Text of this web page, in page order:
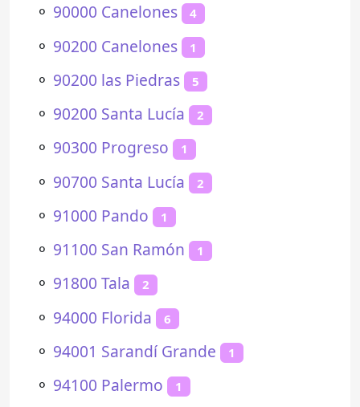
⚬ 90000 Canelones 4
⚬ 90200 Canelones 1
⚬ 90200 las Piedras 5
⚬ 90200 Santa Lucía 2
⚬ 90300 Progreso 1
⚬ 90700 Santa Lucía 2
⚬ 91000 Pando 1
⚬ 91100 San Ramón 1
⚬ 91800 Tala 2
⚬ 94000 Florida 6
⚬ 94001 Sarandí Grande 1
⚬ 94100 Palermo 1